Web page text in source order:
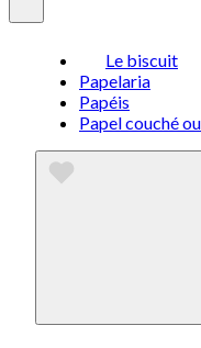
Le biscuit
Papelaria
Papéis
Papel couché